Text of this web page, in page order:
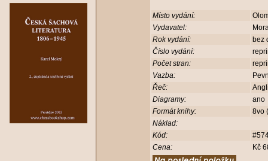
Místo vydání:
Vydavatel:
Rok vydání:
bez
Číslo vydání:
Počet stran:
Vazba:
Řeč:
Diagramy:
ano
Formát knihy:
8vo
Náklad:
Kód:
Cena:
Kč